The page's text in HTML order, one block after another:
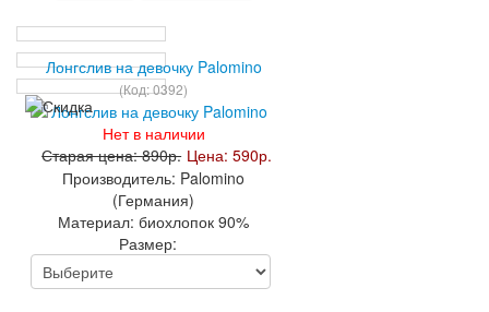
Лонгслив на девочку Palomino
(Код:0392)
Нет в наличии
Старая цена:890р. Цена: 590р.
Производитель: Palomino
(Германия)
Материал: биохлопок 90%
Размер: